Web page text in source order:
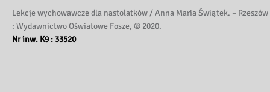
Lekcje wychowawcze dla nastolatków / Anna Maria Świątek. – Rzeszów
: Wydawnictwo Oświatowe Fosze, © 2020.
Nr inw. K9 : 33520